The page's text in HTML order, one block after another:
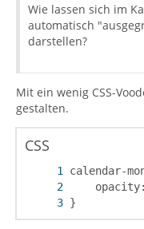
Wie lassen sich im
automatisch
darstellen?
Mit ein wenig CSS-
gestalten.
CSS
}